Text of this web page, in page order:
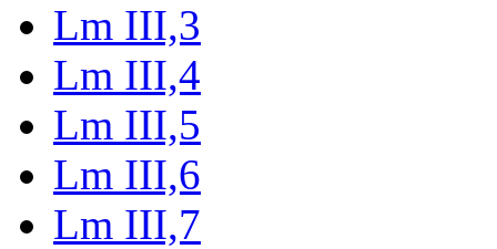
Lm III,3
Lm III,4
Lm III,5
Lm III,6
Lm III,7